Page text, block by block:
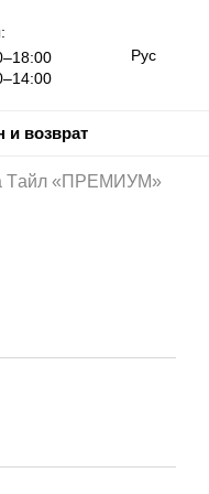
Рус
и возврат
Tайл «ПРЕМИУМ»